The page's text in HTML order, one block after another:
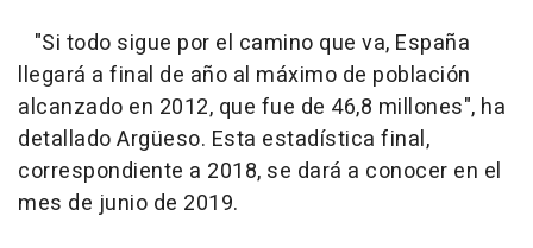
"Si todo sigue por el camino que va, España
llegará a final de año al máximo de población
alcanzado en 2012, que fue de 46,8 millones", ha
detallado Argüeso. Esta estadística final,
correspondiente a 2018, se dará a conocer en el
mes de junio de 2019.